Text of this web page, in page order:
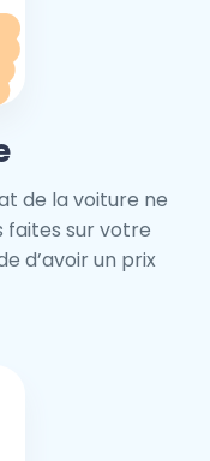
de la voiture ne
faites sur votre
d’avoir un prix